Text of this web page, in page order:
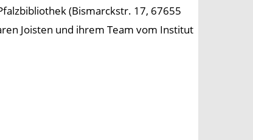
(Bismarckstr. 17, 67655
Joisten und ihrem Team vom Institut